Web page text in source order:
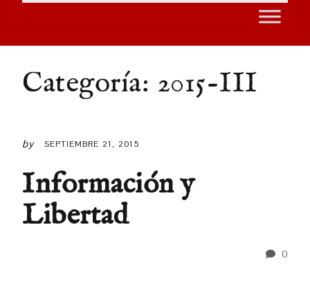
Categoría: 2015-III
by SEPTIEMBRE 21, 2015
Información y
Libertad
0